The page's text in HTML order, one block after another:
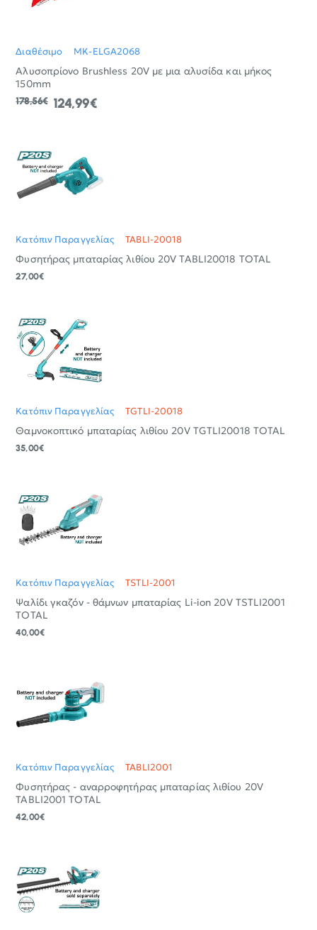
Διαθέσιμο MK-ELGA2068
Αλυσοπρίονο Brushless 20V με μια αλυσίδα και μήκος
150mm
124,99€
178,56€
Κατόπιν Παραγγελίας TABLI-20018
Φυσητήρας μπαταρίας λιθίου 20V TABLI20018 TOTAL
27,00€
Κατόπιν Παραγγελίας TGTLI-20018
Θαμνοκοπτικό μπαταρίας λιθίου 20V TGTLI20018 TOTAL
35,00€
Κατόπιν Παραγγελίας TSTLI-2001
Ψαλίδι γκαζόν - θάμνων μπαταρίας Li-ion 20V TSTLI2001
TOTAL
40,00€
Κατόπιν Παραγγελίας TABLI2001
Φυσητήρας - αναρροφητήρας μπαταρίας λιθίου 20V
TABLI2001 TOTAL
42,00€